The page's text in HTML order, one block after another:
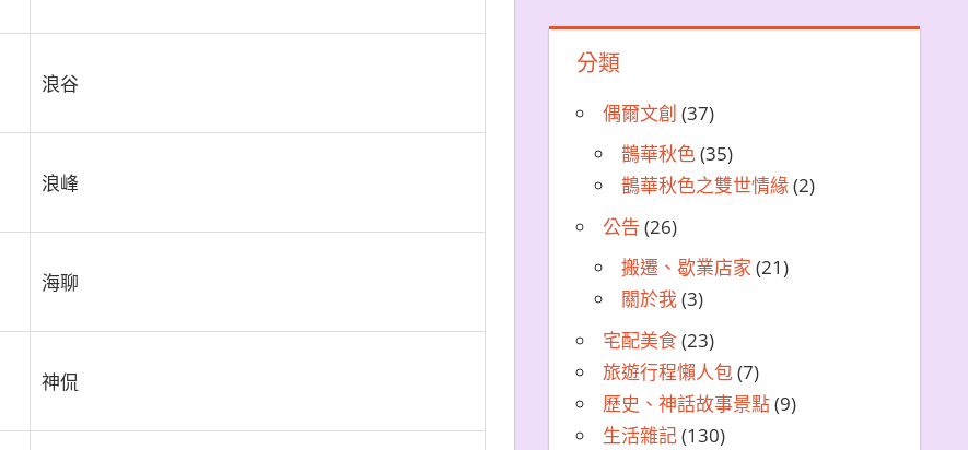
浪谷
浪峰
海聊
神侃
分類
偶爾文創 (37)
鵲華秋色(35)
鵲華秋色之雙世情緣(2)
公告 (26)
搬遷、歇業店家 (21)
關於我(3)
宅配美食(23)
旅遊行程懶人包(7)
歷史、神話故事景點(9)
生活雜記(130)